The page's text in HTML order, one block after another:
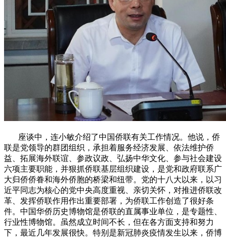
座谈中，连小敏介绍了中国侨联有关工作情况。他说，侨
联是党领导的群团组织，承担着服务经济发展、依法维护侨
益、拓展海外联谊、参政议政、弘扬中华文化、参与社会建设
六项主要职能，并狠抓侨联基层组织建设，是党和政府联系广
大归侨侨眷和海外侨胞的桥梁和纽带。党的十八大以来，以习
近平同志为核心的党中央高度重视、亲切关怀，对推进侨联改
革、发挥侨联作用作出重要部署，为侨联工作创造了很好条
件。中国华侨历史博物馆是侨联的直属事业单位，是专题性、
行业性博物馆。虽然成立时间不长，但在各方面支持和努力
下，最近几年发展很快。特别是新冠肺炎疫情发生以来，侨博